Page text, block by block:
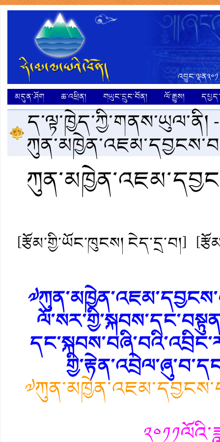
མདུན་ཤོག
ཆ་འཕྲིན། གཡུང་དྲུང་བོན། ལོ་རྒྱུས།
ད་ལྟ་ཁྱེད་ཀྱི་གནས་ཡུལ་ནི།
[རྩོམ་གྱི་ཡོང་ཁུངས། ངེད་དྲ་བ།]